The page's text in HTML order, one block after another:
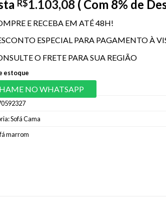
R$1.103,08 ( Com 8% de
E RECEBA EM ATÉ 48H!
ESPECIAL PARA PAGAMENTO À
O FRETE PARA SUA REGIÃO
estoque
NO WHATSAPP
Sofá Cama
marrom